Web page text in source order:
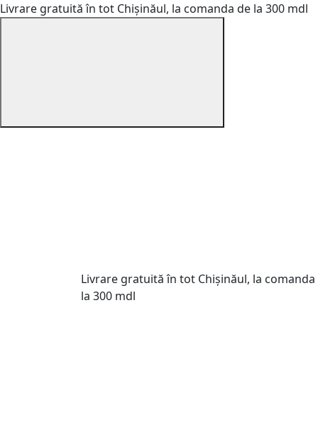
Livrare gratuită în tot Chișinăul, la comanda de la 300 mdl
Livrare gratuită în tot Chișinăul, la comanda
la 300 mdl